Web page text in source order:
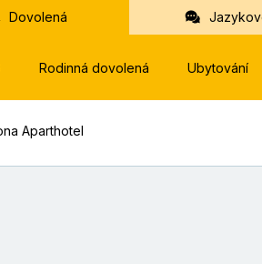
Dovolená
Rodinná dovolená Ubytování
Aparthotel